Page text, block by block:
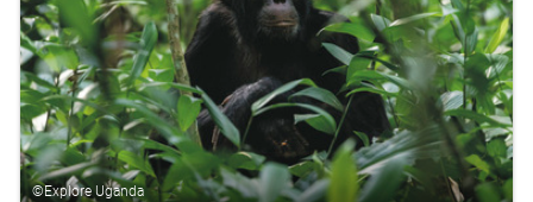
©Explore Uganda